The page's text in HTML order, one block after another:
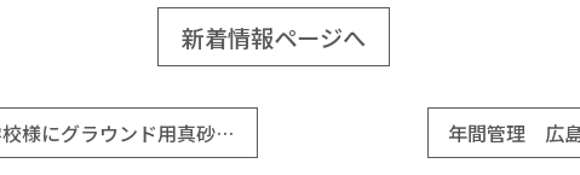
新着情報ページへ
広島市中区 広島市立吉島中学校様にグラウンド用真砂土を納入致しました。
年間管理 広